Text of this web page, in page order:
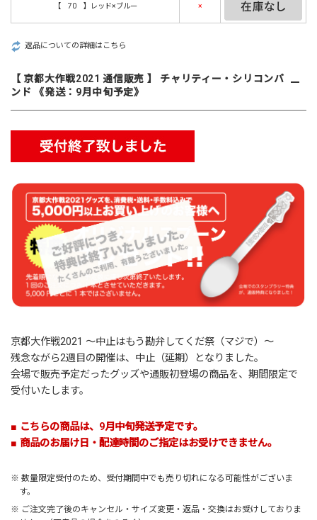
【 70 】レッド×ブルー ×
返品についての詳細はこちら
【 京都大作戦2021 通信販売 】 チャリティー・シリコンバ
ンド 《発送：9月中旬予定》
京都大作戦2021 ～中止はもう勘弁してくだ祭（マジで）～
残念ながら2週目の開催は、中止（延期）となりました。
会場で販売予定だったグッズや通販初登場の商品を、期間限定で
受付いたします。
■ こちらの商品は、9月中旬発送予定です。
■ 商品のお届け日・配達時間のご指定はお受けできません。
※ 数量限定受付のため、受付期間中でも売り切れになる可能性がございま
す。
※ ご注文完了後のキャンセル・サイズ変更・返品・交換はお受けしておりま